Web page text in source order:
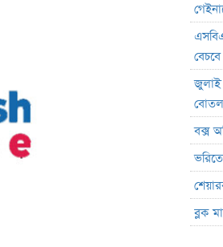
বেচবে
জুলাই
বোতল
বক্স
ব্লক